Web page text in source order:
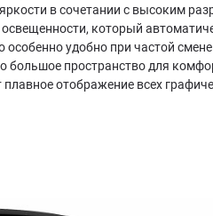
в сочетании с высоким
который
удобно при частой
пространство для
отображение всех